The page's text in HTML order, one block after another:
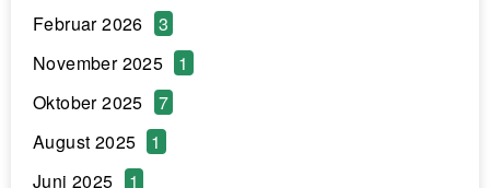
Februar 2026
3
November 2025
1
Oktober 2025
7
August 2025
1
Juni 2025
1